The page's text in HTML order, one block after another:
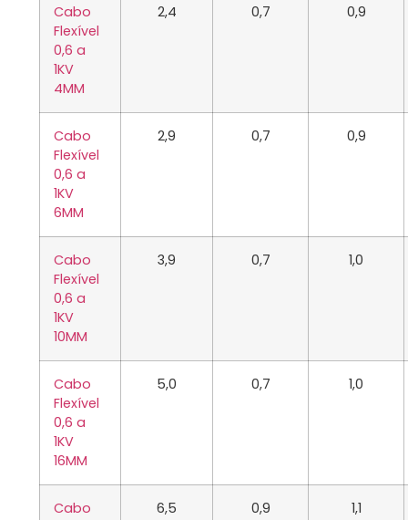
Cabo
Flexível
0,6 a
1KV
4MM
2,4 0,7 0,9
Cabo
Flexível
0,6 a
1KV
6MM
2,9 0,7 0,9
Cabo
Flexível
0,6 a
1KV
10MM
3,9 0,7 1,0
Cabo
Flexível
0,6 a
1KV
16MM
5,0 0,7 1,0
Cabo
6,5 0,9 1,1